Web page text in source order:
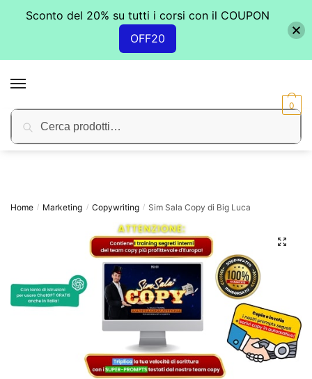
Cerca:Cerca
0
Home / Marketing / Copywriting / Sim Sala Copy di Big Luca
Sconto del 20% su tutti i corsi con il COUPON
OFF20